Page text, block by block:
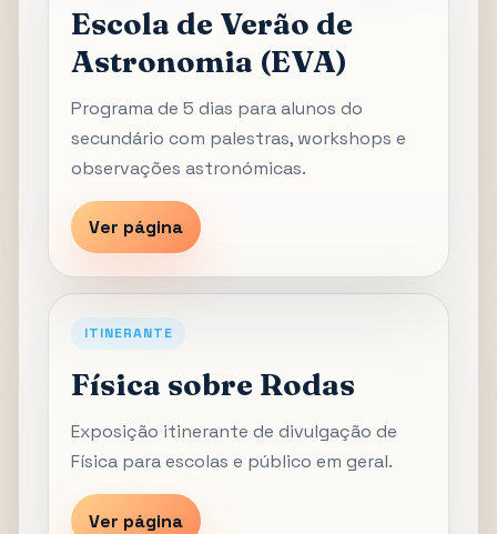
Escola de Verão de
Astronomia (EVA)
Programa de 5 dias para alunos do
secundário com palestras, workshops e
observações astronómicas.
Ver página
ITINERANTE
Física sobre Rodas
Exposição itinerante de divulgação de
Física para escolas e público em geral.
Ver página